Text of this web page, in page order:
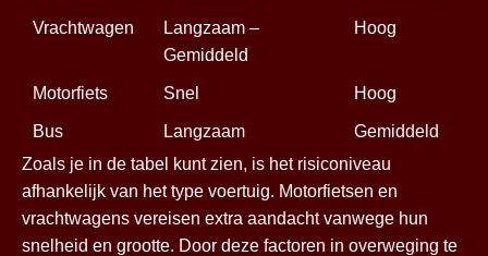
Vrachtwagen
Langzaam –
Gemiddeld
Hoog
Motorfiets Snel Hoog
Bus Langzaam
Gemiddeld
Zoals je in de tabel kunt zien, is het risiconiveau
afhankelijk van het type voertuig. Motorfietsen en
vrachtwagens vereisen extra aandacht vanwege hun
snelheid en grootte. Door deze factoren in overweging te